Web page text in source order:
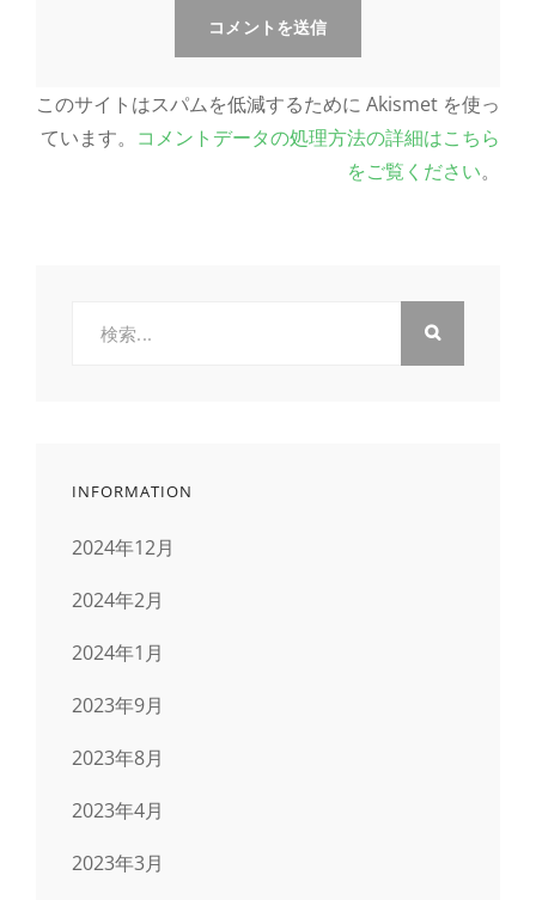
このサイトはスパムを低減するために Akismet を使っ
ています。 コメントデータの処理方法の詳細はこちら
をご覧ください。
INFORMATION
2024年12月
2024年2月
2024年1月
2023年9月
2023年8月
2023年4月
2023年3月